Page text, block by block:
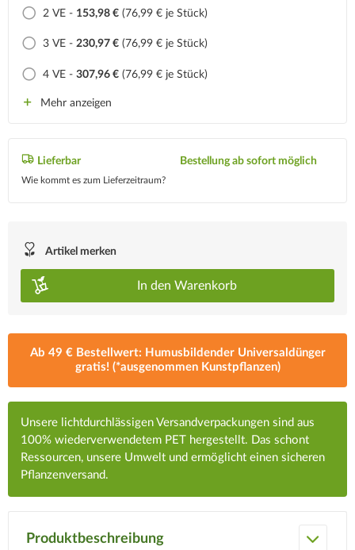
2 VE - 153,98 € (76,99 € je Stück)
3 VE - 230,97 € (76,99 € je Stück)
4 VE - 307,96 € (76,99 € je Stück)
Mehr anzeigen
Lieferbar
Wie kommt es zum Lieferzeitraum?
Bestellung ab sofort möglich
Artikel merken
In den Warenkorb
Ab 49 € Bestellwert: Humusbildender Universaldünger
gratis! (*ausgenommen Kunstpflanzen)
Unsere lichtdurchlässigen Versandverpackungen sind aus
100% wiederverwendetem PET hergestellt. Das schont
Ressourcen, unsere Umwelt und ermöglicht einen sicheren
Pflanzenversand.
Produktbeschreibung